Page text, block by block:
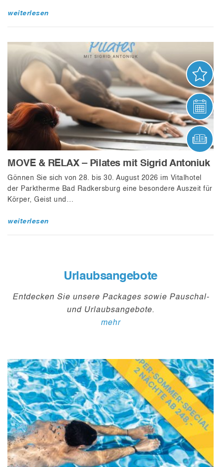
weiterlesen
MOVE & RELAX – Pilates mit Sigrid Antoniuk
Gönnen Sie sich von 28. bis 30. August 2026 im Vitalhotel
der Parktherme Bad Radkersburg eine besondere Auszeit für
Körper, Geist und…
weiterlesen
Urlaubsangebote
Entdecken Sie unsere Packages sowie Pauschal-
und Urlaubsangebote.
mehr